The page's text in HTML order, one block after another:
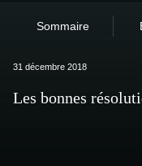
Sommaire
31 décembre 2018
Les bonnes